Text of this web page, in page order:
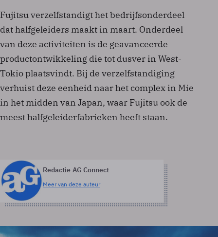
Fujitsu verzelfstandigt het bedrijfsonderdeel
dat halfgeleiders maakt in maart. Onderdeel
van deze activiteiten is de geavanceerde
productontwikkeling die tot dusver in West-
Tokio plaatsvindt. Bij de verzelfstandiging
verhuist deze eenheid naar het complex in Mie
in het midden van Japan, waar Fujitsu ook de
meest halfgeleiderfabrieken heeft staan.
Redactie AG Connect
Meer van deze auteur